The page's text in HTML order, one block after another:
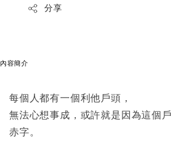
分享
內容簡介
每個人都有一個利他戶頭，
無法心想事成，或許就是因為這個
赤字。